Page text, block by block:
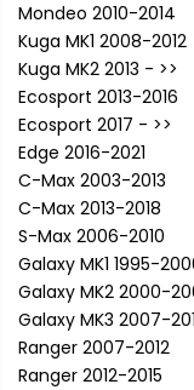
Toyota
Seat
Kia
Chevrolet
Suzuki
Renault
Nissan
Mondeo 2010-2014
Kuga MK1 2008-2012
Kuga MK2 2013 - >>
Ecosport 2013-2016
Ecosport 2017 - >>
Edge 2016-2021
C-Max 2003-2013
C-Max 2013-2018
S-Max 2006-2010
Galaxy MK1 1995-
Galaxy MK2 2000-
Galaxy MK3 2007-
Ranger 2007-2012
Ranger 2012-2015